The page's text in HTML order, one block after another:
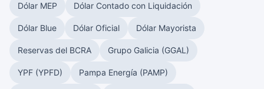
Dólar MEP Dólar Contado con Liquidación
Dólar Blue Dólar Oficial Dólar Mayorista
Reservas del BCRA Grupo Galicia (GGAL)
YPF (YPFD) Pampa Energía (PAMP)